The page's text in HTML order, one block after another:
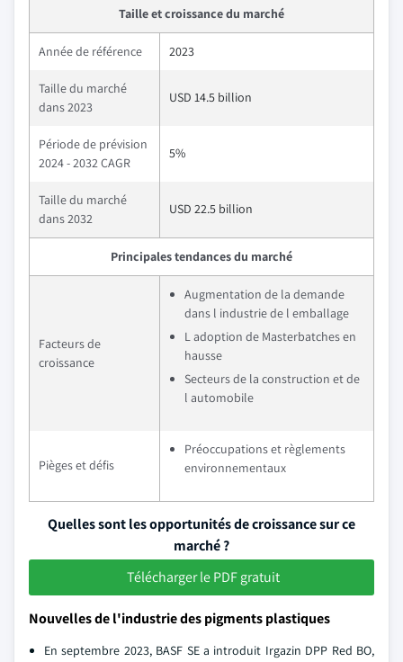
Taille et croissance du marché
Année de référence 2023
Taille du marché
dans 2023
USD 14.5 billion
Période de prévision
2024 - 2032 CAGR
5%
Taille du marché
dans 2032
USD 22.5 billion
Principales tendances du marché
Facteurs de
croissance
Augmentation de la demande
dans l industrie de l emballage
L adoption de Masterbatches en
hausse
Secteurs de la construction et de
l automobile
Pièges et défis
Préoccupations et règlements
environnementaux
Quelles sont les opportunités de croissance sur ce
marché ?
Télécharger le PDF gratuit
Nouvelles de l'industrie des pigments plastiques
En septembre 2023, BASF SE a introduit Irgazin DPP Red BO,